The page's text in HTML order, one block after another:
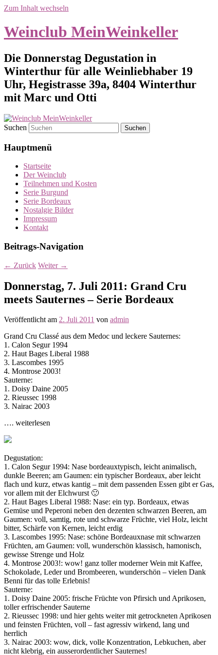
Zum Inhalt wechseln
Weinclub MeinWeinkeller
Die Donnerstag Degustation in
Winterthur für alle Weinliebhaber 19
Uhr, Hegistrasse 39a, 8404 Winterthur
mit Marc und Otti
Suchen
Hauptmenü
Startseite
Der Weinclub
Teilnehmen und Kosten
Serie Burgund
Serie Bordeaux
Nostalgie Bilder
Impressum
Kontakt
Beitrags-Navigation
← Zurück Weiter →
Donnerstag, 7. Juli 2011: Grand Cru
meets Sauternes – Serie Bordeaux
Veröffentlicht am 2. Juli 2011 von admin
Grand Cru Classé aus dem Medoc und leckere Sauternes:
1. Calon Segur 1994
2. Haut Bages Liberal 1988
3. Lascombes 1995
4. Montrose 2003!
Sauterne:
1. Doisy Daine 2005
2. Rieussec 1998
3. Nairac 2003
…. weiterlesen
Degustation:
1. Calon Segur 1994: Nase bordeauxtypisch, leicht animalisch,
dunkle Beeren; am Gaumen: ein typischer Bordeaux, aber leicht
flach und kurz, etwas kantig – mit dem passenden Essen gibt er Gas,
vor allem mit der Elchwurst 🙂
2. Haut Bages Liberal 1988: Nase: ein typ. Bordeaux, etwas
Gemüse und Peperoni neben den dezenten schwarzen Beeren, am
Gaumen: voll, samtig, rote und schwarze Früchte, viel Holz, leicht
bitter, Schärfe von Kernen, leicht erdig
3. Lascombes 1995: Nase: schöne Bordeauxnase mit schwarzen
Früchten, am Gaumen: voll, wunderschön klassisch, hamonisch,
gewisse Strenge und Holz
4. Montrose 2003!: wow! ganz toller moderner Wein mit Kaffee,
Schokolade, Leder und Brombeeren, wunderschön – vielen Dank
Benni für das tolle Erlebnis!
Sauterne:
1. Doisy Daine 2005: frische Früchte von Pfirsich und Aprikosen,
toller erfrischender Sauterne
2. Rieussec 1998: und hier gehts weiter mit getrockneten Aprikosen
und feinsten Früchten, voll – fast agressiv wirkend, lang und
herrlich
3. Nairac 2003: wow, dick, volle Konzentration, Lebkuchen, aber
nicht klebrig, ein ausserordentlicher Sauternes!